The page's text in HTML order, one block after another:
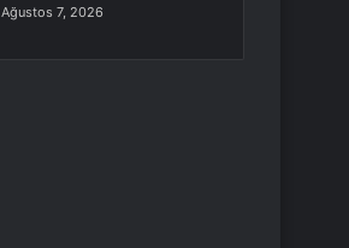
Ağustos 7, 2026